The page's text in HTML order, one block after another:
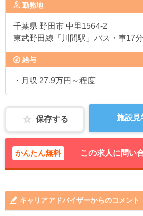
勤務地
千葉県 野田市 中里1564-2
東武野田線「川間駅」バス・車17分
給与
・月収 27.9万円～程度
保存する 施設見
かんたん無料 この求人に問い
キャリアアドバイザーからのコメント